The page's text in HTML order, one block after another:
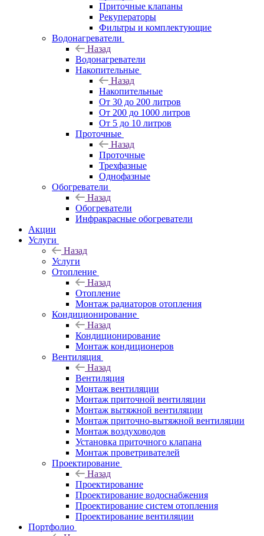
Приточные клапаны
Рекуператоры
Фильтры и комплектующие
Водонагреватели
Назад
Водонагреватели
Накопительные
Назад
Накопительные
От 30 до 200 литров
От 200 до 1000 литров
От 5 до 10 литров
Проточные
Назад
Проточные
Трехфазные
Однофазные
Обогреватели
Назад
Обогреватели
Инфракрасные обогреватели
Акции
Услуги
Назад
Услуги
Отопление
Назад
Отопление
Монтаж радиаторов отопления
Кондиционирование
Назад
Кондиционирование
Монтаж кондиционеров
Вентиляция
Назад
Вентиляция
Монтаж вентиляции
Монтаж приточной вентиляции
Монтаж вытяжной вентиляции
Монтаж приточно-вытяжной вентиляции
Монтаж воздуховодов
Установка приточного клапана
Монтаж проветривателей
Проектирование
Назад
Проектирование
Проектирование водоснабжения
Проектирование систем отопления
Проектирование вентиляции
Портфолио